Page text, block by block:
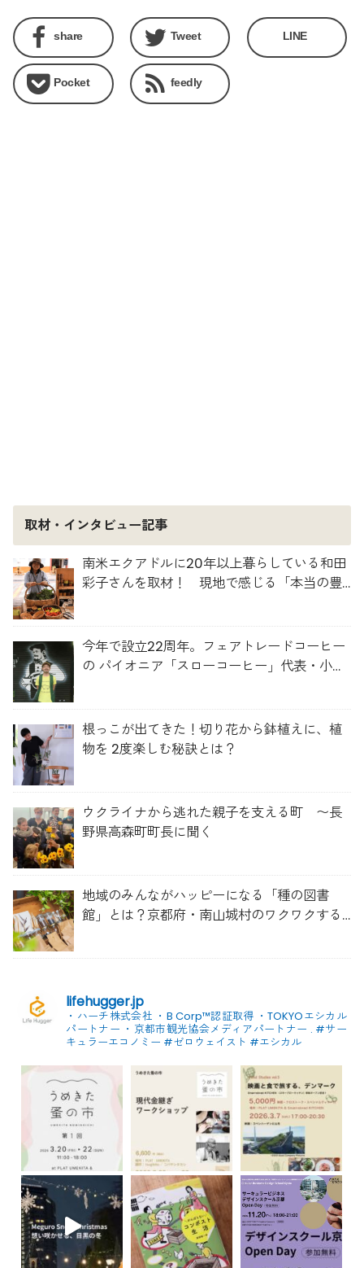
share Tweet LINE
Pocket feedly
取材・インタビュー記事
南米エクアドルに20年以上暮らしている和田
彩子さんを取材！ 現地で感じる「本当の豊
今年で設立22周年。フェアトレードコーヒー
の パイオニア「スローコーヒー」代表・小澤
根っこが出てきた！切り花から鉢植えに、植
物を 2度楽しむ秘訣とは？
ウクライナから逃れた親子を支える町 〜長
野県高森町町長に聞く
地域のみんながハッピーになる「種の図書
館」とは？京都府・南山城村のワクワクする
lifehugger.jp
・ハーチ株式会社 ・B Corp™認証取得 ・TOKYOエシカル
パートナー ・京都市観光協会メディアパートナー . #サー
キュラーエコノミー #ゼロウェイスト #エシカル